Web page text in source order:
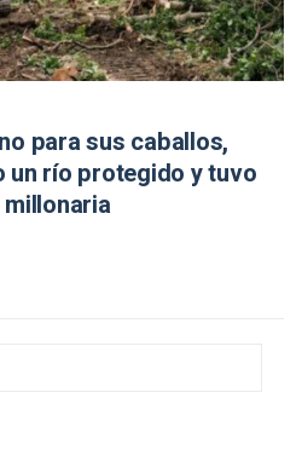
para sus caballos,
río protegido y tuvo